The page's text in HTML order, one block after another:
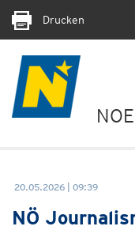
Drucken
20.05.2026 | 09:39
NÖ